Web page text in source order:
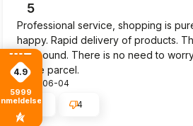
5
Professional service, shopping is
happy. Rapid delivery of products.
and sound. There is no need to
of the parcel.
2024-06-04
4
4
4.9
5999